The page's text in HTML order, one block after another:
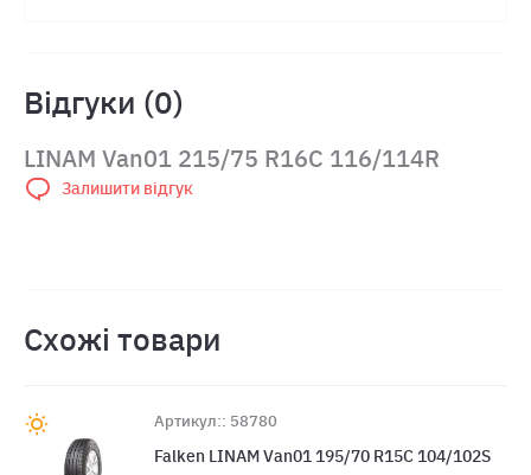
Відгуки (0)
LINAM Van01 215/75 R16C 116/114R
Залишити відгук
Схожі товари
Артикул:: 58780
Falken LINAM Van01 195/70 R15C 104/102S